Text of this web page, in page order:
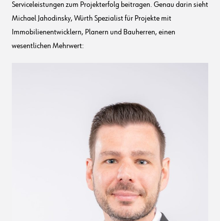
Serviceleistungen zum Projekterfolg beitragen. Genau darin sieht
Michael Jahodinsky, Würth Spezialist für Projekte mit
Immobilienentwicklern, Planern und Bauherren, einen
wesentlichen Mehrwert: